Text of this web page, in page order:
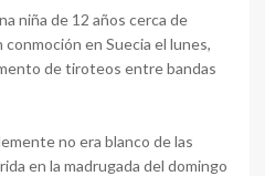
niña de 12 años cerca de
en Suecia el lunes,
de tiroteos entre bandas
no era blanco de las
en la madrugada del domingo